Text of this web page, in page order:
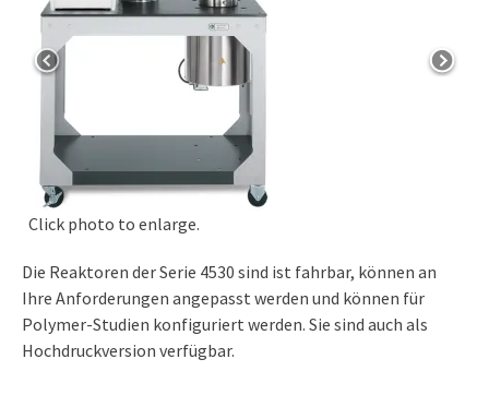
Click photo to enlarge.
Die Reaktoren der Serie 4530 sind ist fahrbar, können an
Ihre Anforderungen angepasst werden und können für
Polymer-Studien konfiguriert werden. Sie sind auch als
Hochdruckversion verfügbar.